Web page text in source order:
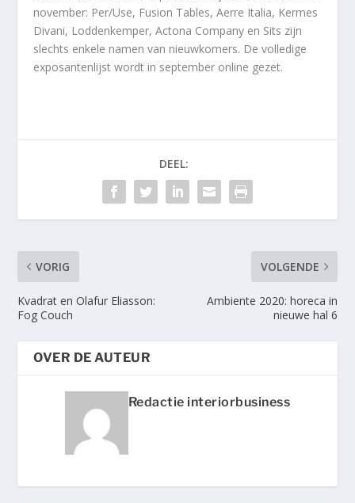
november: Per/Use, Fusion Tables, Aerre Italia, Kermes
Divani, Loddenkemper, Actona Company en Sits zijn
slechts enkele namen van nieuwkomers. De volledige
exposantenlijst wordt in september online gezet.
DEEL:
VORIG
Kvadrat en Olafur Eliasson:
Fog Couch
VOLGENDE
Ambiente 2020: horeca in
nieuwe hal 6
OVER DE AUTEUR
Redactie interiorbusiness